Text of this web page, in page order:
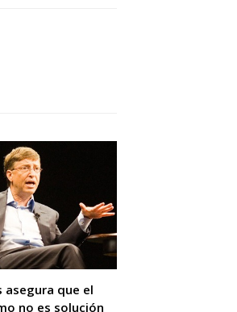
asegura que el
no es solución